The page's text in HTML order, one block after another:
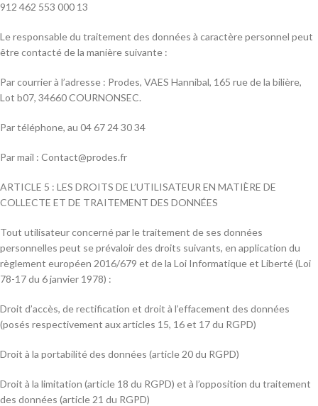
912 462 553 000 13
Le responsable du traitement des données à caractère personnel peut
être contacté de la manière suivante :
Par courrier à l’adresse : Prodes, VAES Hannibal, 165 rue de la bilière,
Lot b07, 34660 COURNONSEC.
Par téléphone, au 04 67 24 30 34
Par mail : Contact@prodes.fr
ARTICLE 5 : LES DROITS DE L’UTILISATEUR EN MATIÈRE DE
COLLECTE ET DE TRAITEMENT DES DONNÉES
Tout utilisateur concerné par le traitement de ses données
personnelles peut se prévaloir des droits suivants, en application du
règlement européen 2016/679 et de la Loi Informatique et Liberté (Loi
78-17 du 6 janvier 1978) :
Droit d’accès, de rectification et droit à l’effacement des données
(posés respectivement aux articles 15, 16 et 17 du RGPD)
Droit à la portabilité des données (article 20 du RGPD)
Droit à la limitation (article 18 du RGPD) et à l’opposition du traitement
des données (article 21 du RGPD)